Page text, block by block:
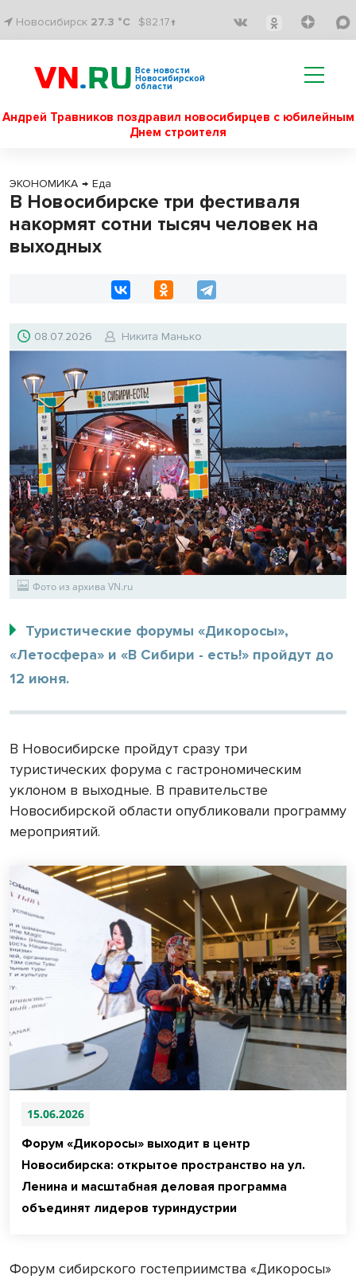
Новосибирск 27.3 °C $82.17↑
Все новости
Новосибирской
области
Андрей Травников поздравил новосибирцев с юбилейным
Днем строителя
ЭКОНОМИКА → Еда
В Новосибирске три фестиваля
накормят сотни тысяч человек на
выходных
08.07.2026 Никита Манько
Фото из архива VN.ru
Туристические форумы «Дикоросы»,
«Летосфера» и «В Сибири - есть!» пройдут до
12 июня.
В Новосибирске пройдут сразу три
туристических форума с гастрономическим
уклоном в выходные. В правительстве
Новосибирской области опубликовали программу
мероприятий.
15.06.2026
Форум «Дикоросы» выходит в центр
Новосибирска: открытое пространство на ул.
Ленина и масштабная деловая программа
объединят лидеров туриндустрии
Форум сибирского гостеприимства «Дикоросы»